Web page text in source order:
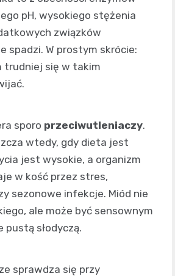
pH, wysokiego stężenia
związków
spadzi. W prostym skrócie:
trudniej się w takim
sporo przeciwutleniaczy.
wtedy, gdy dieta jest
jest wysokie, a organizm
w kość przez stres,
sezonowe infekcje. Miód nie
ale może być sensownym
pustą słodyczą.
sprawdza się przy